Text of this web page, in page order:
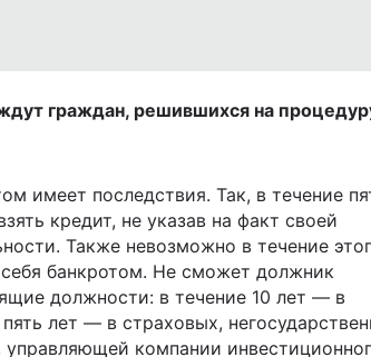
граждан, решившихся на
имеет последствия. Так, в течение
кредит, не указав на факт своей
Также невозможно в течение
банкротом. Не сможет должник
должности: в течение 10 лет — в
лет — в страховых,
компании